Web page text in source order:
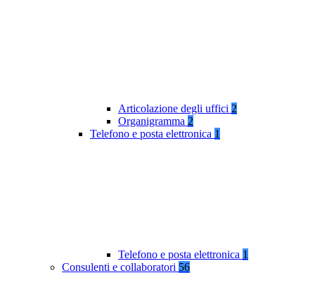
Articolazione degli uffici 2
Organigramma 2
Telefono e posta elettronica 1
Telefono e posta elettronica 1
Consulenti e collaboratori 56